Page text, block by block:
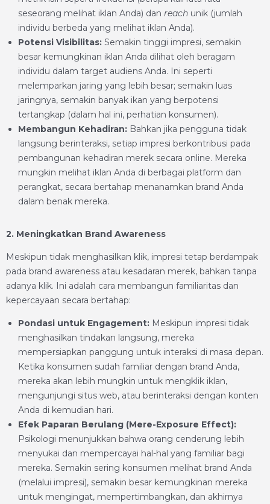
seseorang melihat iklan Anda) dan reach unik (jumlah
individu berbeda yang melihat iklan Anda).
Potensi Visibilitas: Semakin tinggi impresi, semakin
besar kemungkinan iklan Anda dilihat oleh beragam
individu dalam target audiens Anda. Ini seperti
melemparkan jaring yang lebih besar; semakin luas
jaringnya, semakin banyak ikan yang berpotensi
tertangkap (dalam hal ini, perhatian konsumen).
Membangun Kehadiran: Bahkan jika pengguna tidak
langsung berinteraksi, setiap impresi berkontribusi pada
pembangunan kehadiran merek secara online. Mereka
mungkin melihat iklan Anda di berbagai platform dan
perangkat, secara bertahap menanamkan brand Anda
dalam benak mereka.
2. Meningkatkan Brand Awareness
Meskipun tidak menghasilkan klik, impresi tetap berdampak
pada brand awareness atau kesadaran merek, bahkan tanpa
adanya klik. Ini adalah cara membangun familiaritas dan
kepercayaan secara bertahap:
Pondasi untuk Engagement: Meskipun impresi tidak
menghasilkan tindakan langsung, mereka
mempersiapkan panggung untuk interaksi di masa depan.
Ketika konsumen sudah familiar dengan brand Anda,
mereka akan lebih mungkin untuk mengklik iklan,
mengunjungi situs web, atau berinteraksi dengan konten
Anda di kemudian hari.
Efek Paparan Berulang (Mere-Exposure Effect):
Psikologi menunjukkan bahwa orang cenderung lebih
menyukai dan mempercayai hal-hal yang familiar bagi
mereka. Semakin sering konsumen melihat brand Anda
(melalui impresi), semakin besar kemungkinan mereka
untuk mengingat, mempertimbangkan, dan akhirnya